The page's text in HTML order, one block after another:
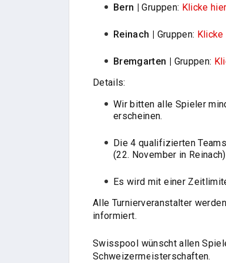
Bern |Gruppen: Klicke
Reinach | Gruppen: Klicke
Bremgarten | Gruppen:
Details:
Wir bitten alle Spieler
erscheinen.
Die 4 qualifizierten
(22. November in
Es wird mit einer
Alle Turnierveranstalter
informiert.
Swisspool wünscht allen
Schweizermeisterschaften.